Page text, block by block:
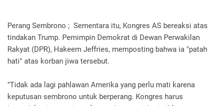
Perang Sembrono ; Sementara itu, Kongres AS bereaksi atas
tindakan Trump. Pemimpin Demokrat di Dewan Perwakilan
Rakyat (DPR), Hakeem Jeffries, memposting bahwa ia "patah
hati" atas korban jiwa tersebut.
"Tidak ada lagi pahlawan Amerika yang perlu mati karena
keputusan sembrono untuk berperang. Kongres harus